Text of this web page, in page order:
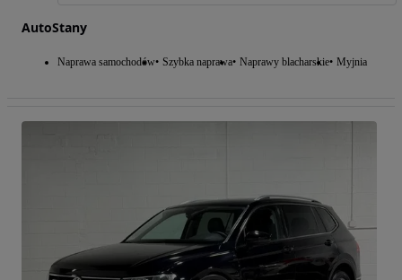
AutoStany
Naprawa samochodów Szybka naprawa Naprawy blacharskie Myjnia